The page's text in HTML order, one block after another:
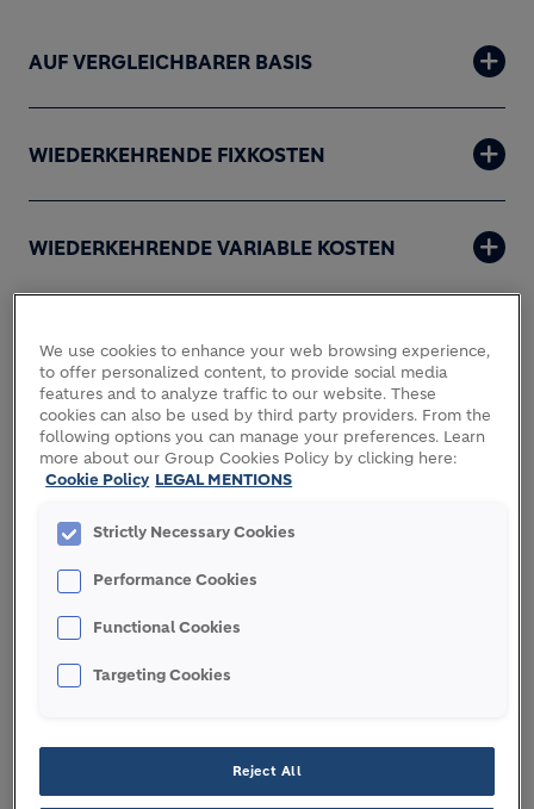
AUF VERGLEICHBARER BASIS
WIEDERKEHRENDE FIXKOSTEN
WIEDERKEHRENDE VARIABLE KOSTEN
WIEDERKEHRENDE BETRIEBSKOSTEN
WIEDERKEHRENDER EBITDA
WIEDERKEHRENDER EBITDA NACH
LEASINGVERHÄLTNISSEN
WIEDERKEHRENDER EBIT
We use cookies to enhance your web browsing experience,
to offer personalized content, to provide social media
features and to analyze traffic to our website. These
cookies can also be used by third party providers. From the
following options you can manage your preferences. Learn
more about our Group Cookies Policy by clicking here:
Cookie Policy LEGAL MENTIONS
Strictly Necessary Cookies
Performance Cookies
Functional Cookies
Targeting Cookies
Reject All